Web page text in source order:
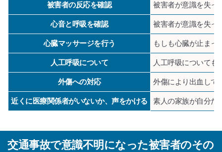
被害者の反応を確認 被害者が意識を失っ
心音と呼吸を確認 被害者が意識を失っ
心臓マッサージを行う もしも心臓が止まっ
人工呼吸について 人工呼吸についても
外傷への対応 外傷により出血して
近くに医療関係者がいないか、声をかける 素人の家族が自分だ
交通事故で意識不明になった被害者のその